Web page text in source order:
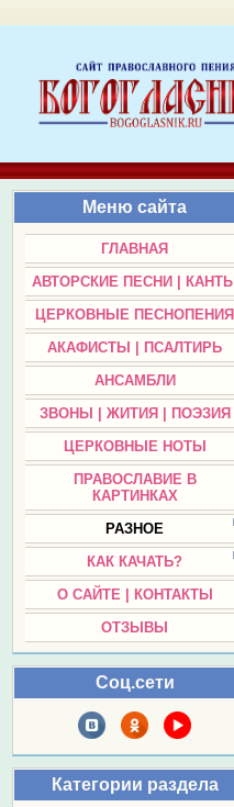
Меню сайта
ГЛАВНАЯ
АВТОРСКИЕ ПЕСНИ | КАНТЫ
ЦЕРКОВНЫЕ ПЕСНОПЕНИЯ
АКАФИСТЫ | ПСАЛТИРЬ
АНСАМБЛИ
ЗВОНЫ | ЖИТИЯ | ПОЭЗИЯ
ЦЕРКОВНЫЕ НОТЫ
ПРАВОСЛАВИЕ В
КАРТИНКАХ
РАЗНОЕ
КАК КАЧАТЬ?
О САЙТЕ | КОНТАКТЫ
ОТЗЫВЫ
Соц.сети
Категории раздела